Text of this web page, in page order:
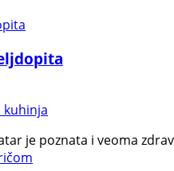
kuhinja
je poznata i veoma